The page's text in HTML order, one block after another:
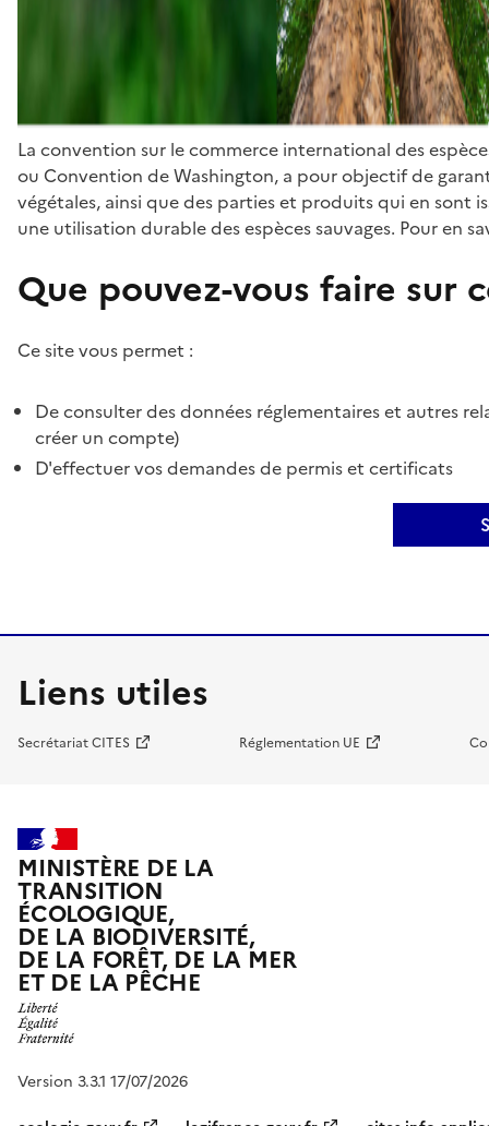
La convention sur le commerce international des
ou Convention de Washington, a pour objectif de
végétales, ainsi que des parties et produits qui en sont
une utilisation durable des espèces sauvages. Pour en
Que pouvez-vous faire sur
Ce site vous permet :
De consulter des données réglementaires et autres
créer un compte)
D'effectuer vos demandes de permis et certificats
Liens utiles
Secrétariat CITES Réglementation UE
MINISTÈRE DE LA
TRANSITION
ÉCOLOGIQUE,
DE LA BIODIVERSITÉ,
DE LA FORÊT, DE LA MER
ET DE LA PÊCHE
Version 3.3.1 17/07/2026